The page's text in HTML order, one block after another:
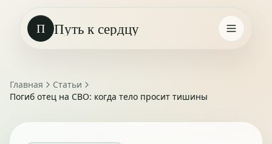
П Путь к сердцу
Главная
Статьи
Погиб отец на СВО: когда тело просит тишины